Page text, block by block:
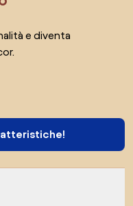
e diventa